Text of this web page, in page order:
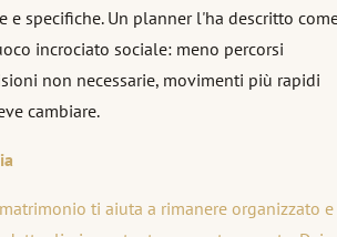
e specifiche. Un planner l'ha descritto
incrociato sociale: meno percorsi
non necessarie, movimenti più rapidi
cambiare.
ti aiuta a rimanere organizzato e